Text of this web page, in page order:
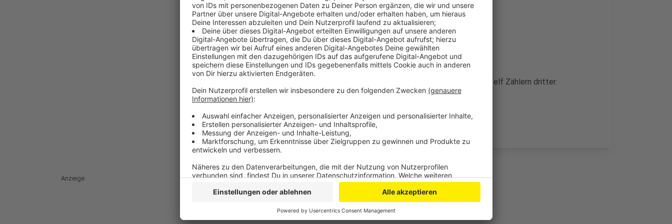
Anzeige
TV Rafrath - TSV Neuhausen 5:2
BC Wipperfeld - TSV Freystadt 5:2
In der Tabelle ist Refrath mit 15 Punkten zweiter, Wipperfeld mit elf Zählern dritter.
Anzeige